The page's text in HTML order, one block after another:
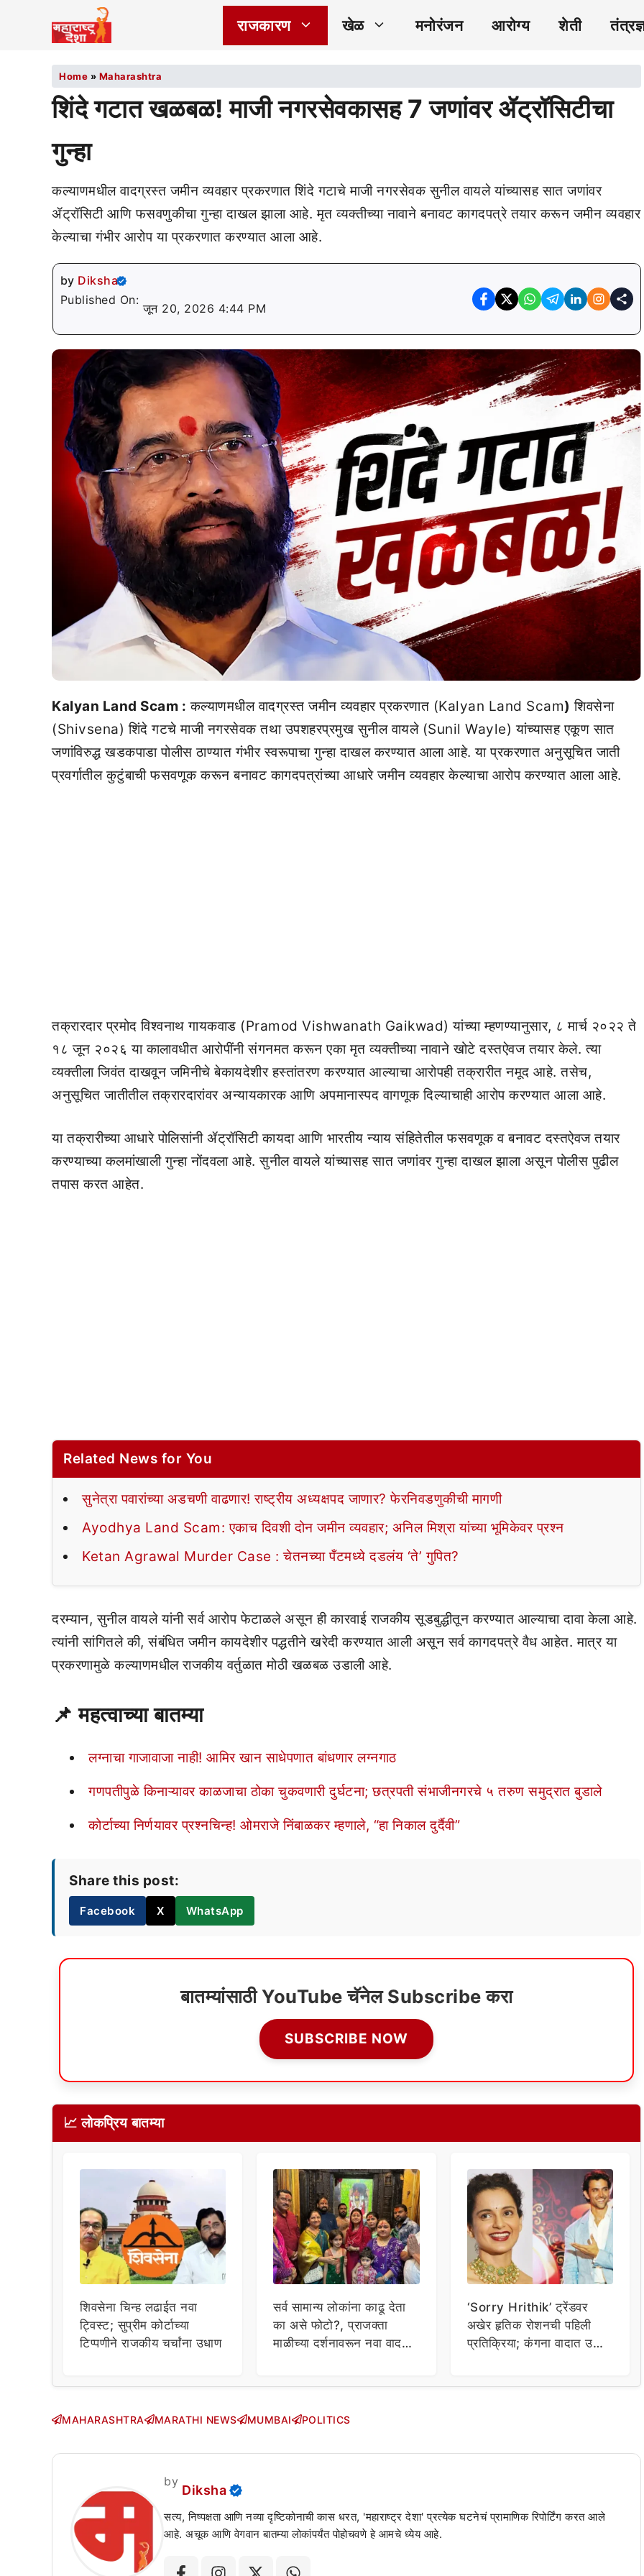
राजकारण खेळ मनोरंजन आरोग्य शेती
Home » Maharashtra
शिंदे गटात खळबळ! माजी नगरसेवकासह 7 जणांवर ॲट्रॉसिटीचा
गुन्हा
कल्याणमधील वादग्रस्त जमीन व्यवहार प्रकरणात शिंदे गटाचे माजी नगरसेवक सुनील वायले यांच्यासह सात जणांवर
ॲट्रॉसिटी आणि फसवणुकीचा गुन्हा दाखल झाला आहे. मृत व्यक्तीच्या नावाने बनावट कागदपत्रे तयार करून जमीन व्यवहार
केल्याचा गंभीर आरोप या प्रकरणात करण्यात आला आहे.
by Diksha
Published On:
जून 20, 2026 4:44 PM
Kalyan Land Scam : कल्याणमधील वादग्रस्त जमीन व्यवहार प्रकरणात (Kalyan Land Scam) शिवसेना
(Shivsena) शिंदे गटचे माजी नगरसेवक तथा उपशहरप्रमुख सुनील वायले (Sunil Wayle) यांच्यासह एकूण सात
जणांविरुद्ध खडकपाडा पोलीस ठाण्यात गंभीर स्वरूपाचा गुन्हा दाखल करण्यात आला आहे. या प्रकरणात अनुसूचित जाती
प्रवर्गातील कुटुंबाची फसवणूक करून बनावट कागदपत्रांच्या आधारे जमीन व्यवहार केल्याचा आरोप करण्यात आला आहे.
तक्रारदार प्रमोद विश्वनाथ गायकवाड (Pramod Vishwanath Gaikwad) यांच्या म्हणण्यानुसार, ८ मार्च २०२२ ते
१८ जून २०२६ या कालावधीत आरोपींनी संगनमत करून एका मृत व्यक्तीच्या नावाने खोटे दस्तऐवज तयार केले. त्या
व्यक्तीला जिवंत दाखवून जमिनीचे बेकायदेशीर हस्तांतरण करण्यात आल्याचा आरोपही तक्रारीत नमूद आहे. तसेच,
अनुसूचित जातीतील तक्रारदारांवर अन्यायकारक आणि अपमानास्पद वागणूक दिल्याचाही आरोप करण्यात आला आहे.
या तक्रारीच्या आधारे पोलिसांनी ॲट्रॉसिटी कायदा आणि भारतीय न्याय संहितेतील फसवणूक व बनावट दस्तऐवज तयार
करण्याच्या कलमांखाली गुन्हा नोंदवला आहे. सुनील वायले यांच्यासह सात जणांवर गुन्हा दाखल झाला असून पोलीस पुढील
तपास करत आहेत.
Related News for You
सुनेत्रा पवारांच्या अडचणी वाढणार! राष्ट्रीय अध्यक्षपद जाणार? फेरनिवडणुकीची मागणी
Ayodhya Land Scam: एकाच दिवशी दोन जमीन व्यवहार; अनिल मिश्रा यांच्या भूमिकेवर प्रश्न
Ketan Agrawal Murder Case : चेतनच्या पँटमध्ये दडलंय ‘ते’ गुपित?
दरम्यान, सुनील वायले यांनी सर्व आरोप फेटाळले असून ही कारवाई राजकीय सूडबुद्धीतून करण्यात आल्याचा दावा केला आहे.
त्यांनी सांगितले की, संबंधित जमीन कायदेशीर पद्धतीने खरेदी करण्यात आली असून सर्व कागदपत्रे वैध आहेत. मात्र या
प्रकरणामुळे कल्याणमधील राजकीय वर्तुळात मोठी खळबळ उडाली आहे.
📌महत्वाच्या बातम्या
लग्नाचा गाजावाजा नाही! आमिर खान साधेपणात बांधणार लग्नगाठ
गणपतीपुळे किनाऱ्यावर काळजाचा ठोका चुकवणारी दुर्घटना; छत्रपती संभाजीनगरचे ५ तरुण समुद्रात बुडाले
कोर्टाच्या निर्णयावर प्रश्नचिन्ह! ओमराजे निंबाळकर म्हणाले, “हा निकाल दुर्दैवी”
Share this post:
Facebook X WhatsApp
बातम्यांसाठी YouTube चॅनेल Subscribe करा
SUBSCRIBE NOW
📈 लोकप्रिय बातम्या
शिवसेना चिन्ह लढाईत नवा
ट्विस्ट; सुप्रीम कोर्टाच्या
टिप्पणीने राजकीय चर्चांना उधाण
सर्व सामान्य लोकांना काढू देता
का असे फोटो?, प्राजक्ता
माळीच्या दर्शनावरून नवा वाद;
‘Sorry Hrithik’ ट्रेंडवर
अखेर हृतिक रोशनची पहिली
प्रतिक्रिया; कंगना वादात उडी
MAHARASHTRA MARATHI NEWS MUMBAI POLITICS
by
Diksha
सत्य, निष्पक्षता आणि नव्या दृष्टिकोनाची कास धरत, 'महाराष्ट्र देशा' प्रत्येक घटनेचं प्रामाणिक रिपोर्टिंग करत आले
आहे. अचूक आणि वेगवान बातम्या लोकांपर्यंत पोहोचवणे हे आमचे ध्येय आहे.